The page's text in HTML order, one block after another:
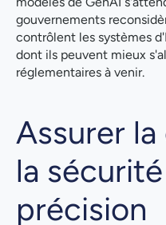
gouvernements
contrôlent les systèmes
dont ils peuvent mieux
réglementaires à venir.
Assurer
la
précision